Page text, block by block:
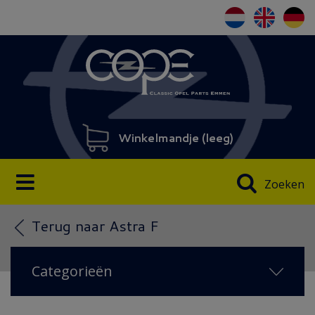
Winkelmandje (leeg)
Zoeken
Terug naar Astra F
Categorieën
NIEUW IN 2026(51)